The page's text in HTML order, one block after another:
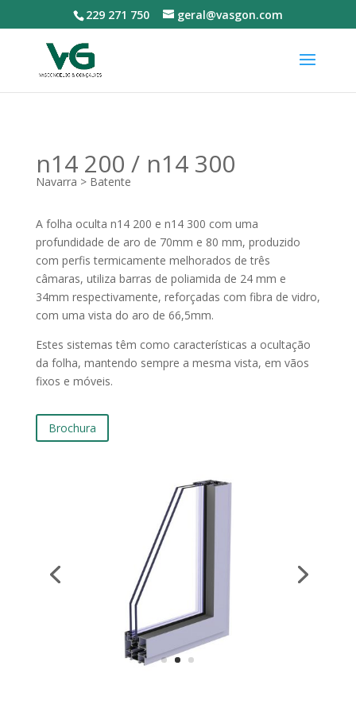
229 271 750 geral@vasgon.com
n14 200 / n14 300
Navarra > Batente
A folha oculta n14 200 e n14 300 com uma
profundidade de aro de 70mm e 80 mm, produzido
com perfis termicamente melhorados de três
câmaras, utiliza barras de poliamida de 24 mm e
34mm respectivamente, reforçadas com fibra de vidro,
com uma vista do aro de 66,5mm.
Estes sistemas têm como características a ocultação
da folha, mantendo sempre a mesma vista, em vãos
fixos e móveis.
Brochura